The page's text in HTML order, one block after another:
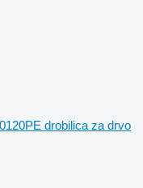
drobilica za drvo